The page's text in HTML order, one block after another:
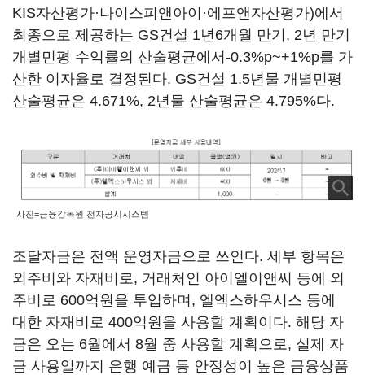
KIS자산평가·나이스피앤아이·에프앤자산평가)에서
최종으로 제공하는 GS건설 1년6개월 만기, 2년 만기
개별민평 수익률의 산술평균에서-0.3%p~+1%p를 가
산한 이자율로 결정된다. GS건설 1.5년물 개별민평
산술평균은 4.671%, 2년물 산술평균은 4.795%다.
사진=금융감독원 전자공시시스템
조달자금은 전액 운영자금으로 쓰인다. 세부 항목은
외주비와 자재비로, 거래처인 아이엘이앤씨 등에 외
주비로 600억원을 투입하며, 엘엑스하우시스 등에
대한 자재비로 400억원을 사용할 계획이다. 해당 자
금은 오는 6월에서 8월 중 사용할 계획으로, 실제 자
금 사용일까지 은행 예금 등 안정성이 높은 금융상품